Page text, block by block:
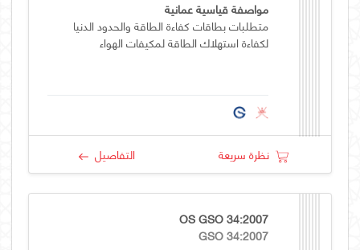
مواصفة قياسية عمانية
متطلبات بطاقات كفاءة الطاقة والحدود الدنيا
لكفاءة استهلاك الطاقة لمكيفات الهواء
نظرة سريعة التفاصيل
OS GSO 34:2007
GSO 34:2007